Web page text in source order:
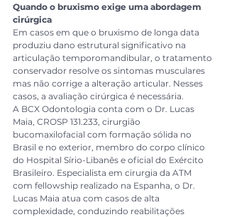
Quando o bruxismo exige uma abordagem
cirúrgica
Em casos em que o bruxismo de longa data
produziu dano estrutural significativo na
articulação temporomandibular, o tratamento
conservador resolve os sintomas musculares
mas não corrige a alteração articular. Nesses
casos, a avaliação cirúrgica é necessária.
A BCX Odontologia conta com o Dr. Lucas
Maia, CROSP 131.233, cirurgião
bucomaxilofacial com formação sólida no
Brasil e no exterior, membro do corpo clínico
do Hospital Sírio-Libanês e oficial do Exército
Brasileiro. Especialista em cirurgia da ATM
com fellowship realizado na Espanha, o Dr.
Lucas Maia atua com casos de alta
complexidade, conduzindo reabilitações